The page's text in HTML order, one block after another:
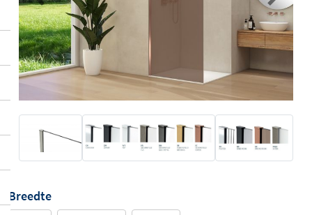
Previous Next
Breedte